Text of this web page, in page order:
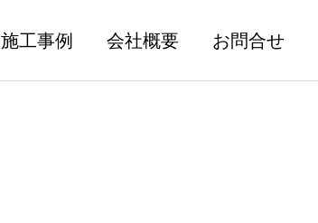
施工事例 会社概要 お問合せ